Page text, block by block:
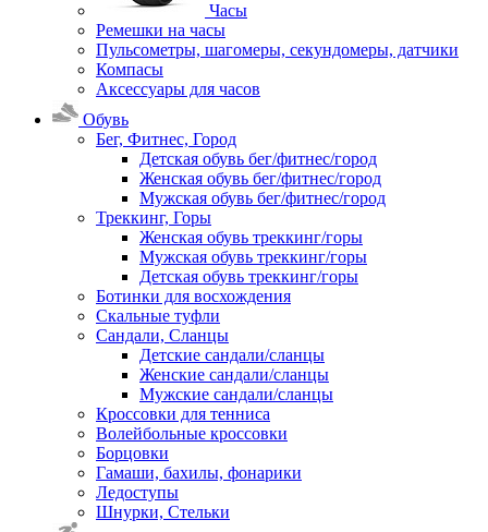
Часы
Ремешки на часы
Пульсометры, шагомеры, секундомеры, датчики
Компасы
Аксессуары для часов
Обувь
Бег, Фитнес, Город
Детская обувь бег/фитнес/город
Женская обувь бег/фитнес/город
Мужская обувь бег/фитнес/город
Треккинг, Горы
Женская обувь треккинг/горы
Мужская обувь треккинг/горы
Детская обувь треккинг/горы
Ботинки для восхождения
Скальные туфли
Сандали, Сланцы
Детские сандали/сланцы
Женские сандали/сланцы
Мужские сандали/сланцы
Кроссовки для тенниса
Волейбольные кроссовки
Борцовки
Гамаши, бахилы, фонарики
Ледоступы
Шнурки, Стельки